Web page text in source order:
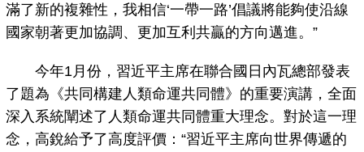
滿了新的複雜性，我相信‘一帶一路’倡議將能夠使沿線
國家朝著更加協調、更加互利共贏的方向邁進。”
今年1月份，習近平主席在聯合國日內瓦總部發表
了題為《共同構建人類命運共同體》的重要演講，全面
深入系統闡述了人類命運共同體重大理念。對於這一理
念，高銳給予了高度評價：“習近平主席向世界傳遞的